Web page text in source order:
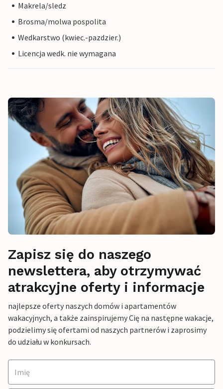
Makrela/sledz
Brosma/molwa pospolita
Wedkarstwo (kwiec.-pazdzier.)
Licencja wedk. nie wymagana
Zapisz się do naszego
newslettera, aby otrzymywać
atrakcyjne oferty i informacje
najlepsze oferty naszych domów i apartamentów
wakacyjnych, a także zainspirujemy Cię na następne wakacje,
podzielimy się ofertami od naszych partnerów i zaprosimy
do udziału w konkursach.